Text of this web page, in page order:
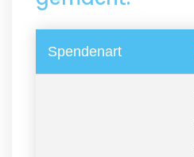
Spendenart